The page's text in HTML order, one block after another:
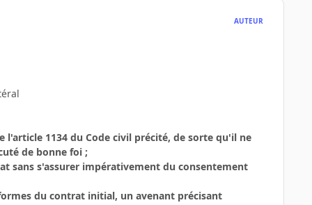
AUTEUR
1134 du Code civil précité, de sorte qu'il ne
de bonne foi ;
sans s'assurer impérativement du consentement
du contrat initial, un avenant précisant